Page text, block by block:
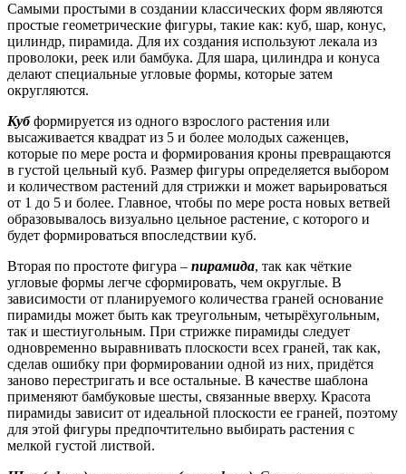
Самыми простыми в создании классических форм являются
простые геометрические фигуры, такие как: куб, шар, конус,
цилиндр, пирамида. Для их создания используют лекала из
проволоки, реек или бамбука. Для шара, цилиндра и конуса
делают специальные угловые формы, которые затем
округляются.
Кубформируется из одного взрослого растения или
высаживается квадрат из 5 и более молодых саженцев,
которые по мере роста и формирования кроны превращаются
в густой цельный куб. Размер фигуры определяется выбором
и количеством растений для стрижки и может варьироваться
от 1 до 5 и более. Главное, чтобы по мере роста новых ветвей
образовывалось визуально цельное растение, с которого и
будет формироваться впоследствии куб.
Вторая по простоте фигура – пирамида, так как чёткие
угловые формы легче сформировать, чем округлые. В
зависимости от планируемого количества граней основание
пирамиды может быть как треугольным, четырёхугольным,
так и шестиугольным. При стрижке пирамиды следует
одновременно выравнивать плоскости всех граней, так как,
сделав ошибку при формировании одной из них, придётся
заново перестригать и все остальные. В качестве шаблона
применяют бамбуковые шесты, связанные вверху. Красота
пирамиды зависит от идеальной плоскости ее граней, поэтому
для этой фигуры предпочтительно выбирать растения с
мелкой густой листвой.